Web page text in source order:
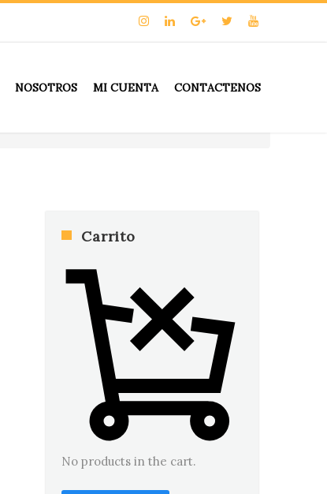
NOSOTROS MI CUENTA CONTACTENOS
Carrito
No products in the cart.